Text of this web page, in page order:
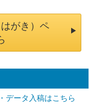
がき）ペ
データ入稿はこちら